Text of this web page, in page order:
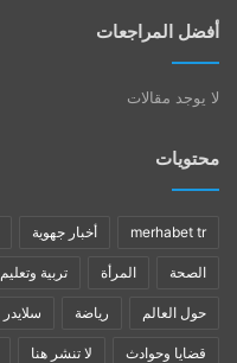
أفضل المراجعات
لا يوجد مقالات
محتويات
merhabet tr أخبار جهوية
الصحة المرأة تربية وتعليم
حول العالم رياضة سلايدر
قضايا وحوادث لا تنشر هنا